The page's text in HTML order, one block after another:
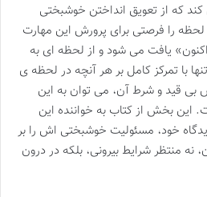
کند که از تعویق انداختن خوشبختی
را فرصتی برای پرورش این مهارت
یافت می شود و از لحظه ای به
با تمرکز کامل بر هر آنچه در لحظه ی
بی قید و شرط آن، می توان به این
بخش از کتاب به خواننده این
خود، مسئولیت خوشبختی اش را بر
نه منتظر شرایط بیرونی، بلکه در درون